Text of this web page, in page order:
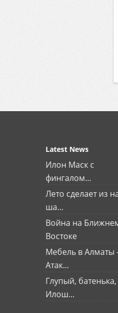
Latest News
Илон Маск с
фингалом...
Лето сделает из
ша...
Война на
Востоке
Мебель в Алматы
Атак...
Глупый, батенька,
Илош...